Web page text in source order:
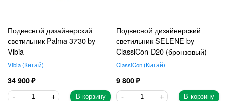
Подвесной дизайнерский
светильник Palma 3730 by
Vibia
Vibia Китай
34 900
В корзину
Подвесной дизайнерский
светильник SELENE by
ClassiCon D20 (бронзовый)
ClassiCon Китай
9 800
В корзину